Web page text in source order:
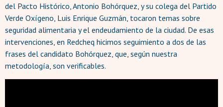
del Pacto Histórico, Antonio Bohórquez, y su colega del Partido
Verde Oxígeno, Luis Enrique Guzmán, tocaron temas sobre
seguridad alimentaria y el endeudamiento de la ciudad. De esas
intervenciones, en Redcheq hicimos seguimiento a dos de las
frases del candidato Bohórquez, que, según nuestra
metodología, son verificables.